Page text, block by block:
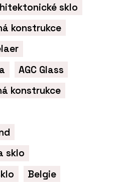
sklo
konstrukce
AGC Glass
konstrukce
sklo
Belgie